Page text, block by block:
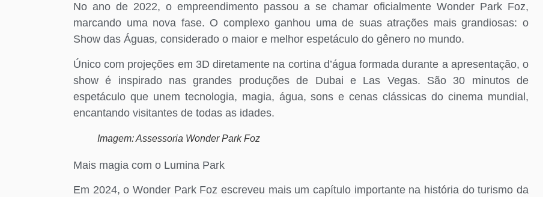
No ano de 2022, o empreendimento passou a se chamar oficialmente Wonder Park Foz,
marcando uma nova fase. O complexo ganhou uma de suas atrações mais grandiosas: o
Show das Águas, considerado o maior e melhor espetáculo do gênero no mundo.
Único com projeções em 3D diretamente na cortina d’água formada durante a apresentação, o
show é inspirado nas grandes produções de Dubai e Las Vegas. São 30 minutos de
espetáculo que unem tecnologia, magia, água, sons e cenas clássicas do cinema mundial,
encantando visitantes de todas as idades.
Imagem: Assessoria Wonder Park Foz
Mais magia com o Lumina Park
Em 2024, o Wonder Park Foz escreveu mais um capítulo importante na história do turismo da